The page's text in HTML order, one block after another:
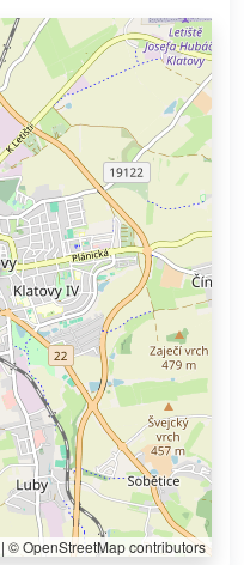
|© OpenStreetMap contributors